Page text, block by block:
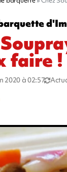
faire !
2020 à 02:57